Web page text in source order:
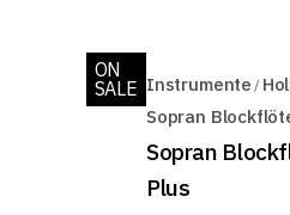
ON
SALE Instrumente
Sopran
Sopran
Plus